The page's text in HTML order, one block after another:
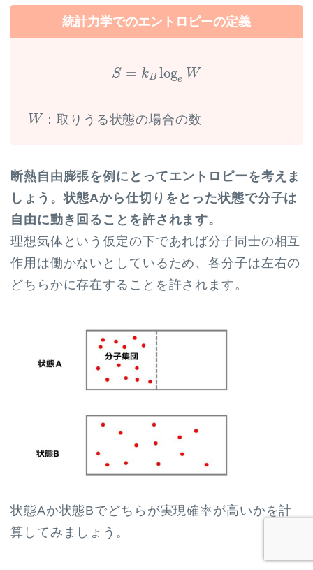
統計力学でのエントロピーの定義
S = kB loge W
S kB log W
W
W ：取りうる状態の場合の数
断熱自由膨張を例にとってエントロピーを考えま
しょう。状態Aから仕切りをとった状態で分子は
自由に動き回ることを許されます。
理想気体という仮定の下であれば分子同士の相互
作用は働かないとしているため、各分子は左右の
どちらかに存在することを許されます。
状態Aか状態Bでどちらが実現確率が高いかを計
算してみましょう。